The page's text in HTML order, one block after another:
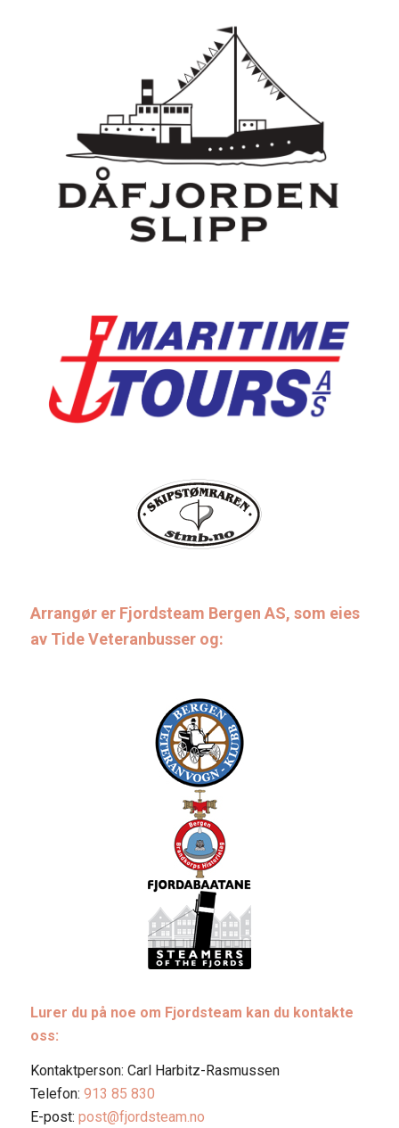
Arrangør er Fjordsteam Bergen AS, som eies
av Tide Veteranbusser og:
Lurer du på noe om Fjordsteam kan du kontakte
oss:
Kontaktperson: Carl Harbitz-Rasmussen
Telefon: 913 85 830
E-post: post@fjordsteam.no